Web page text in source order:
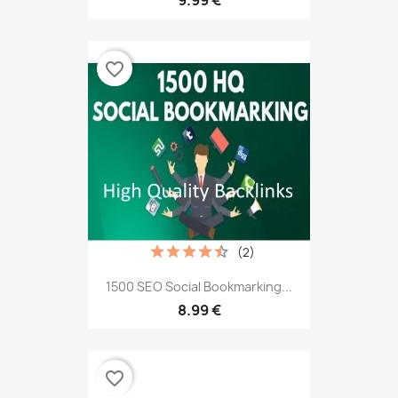
1500 SEO Social Bookmarking...
8.99 €
(2)
favorite_border
favorite_border